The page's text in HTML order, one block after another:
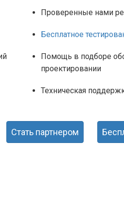
Проверенные нами
Бесплатное
Помощь в подборе
проектировании
Техническая
Стать партнером